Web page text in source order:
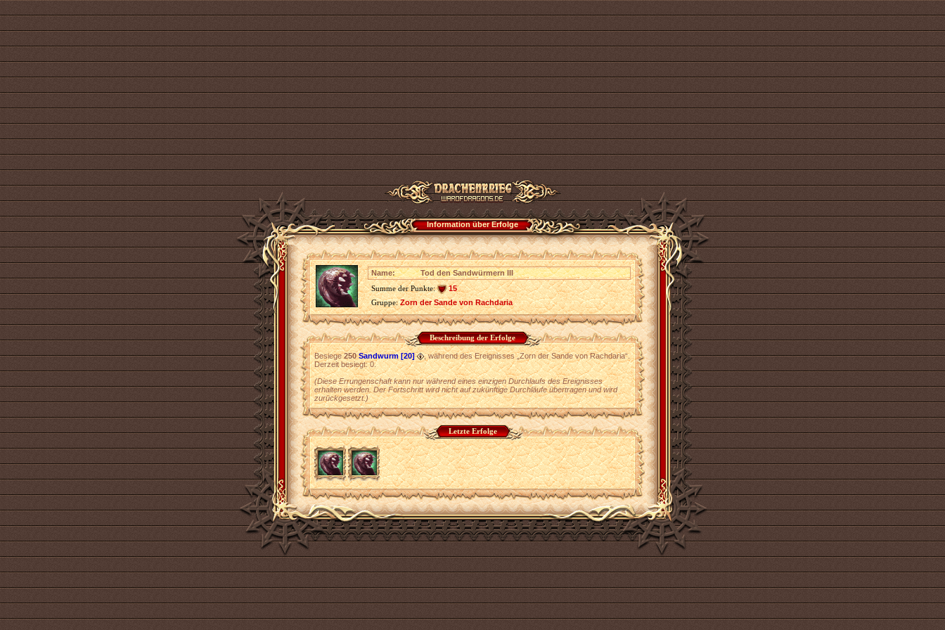
Information über Erfolge
Name:
Tod den Sandwürmern III
Summe der Punkte:
15
Gruppe:Zorn der Sande von Rachdaria
Beschreibung der Erfolge
Besiege250 Sandwurm [20]
, während des Ereignisses „Zorn der Sande von Rachdaria“.
Derzeit besiegt: 0.
(Diese Errungenschaft kann nur während eines einzigen Durchlaufs des Ereignisses
erhalten werden. Der Fortschritt wird nicht auf zukünftige Durchläufe übertragen und wird
zurückgesetzt.)
Letzte Erfolge